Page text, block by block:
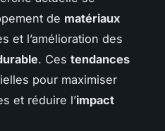
de matériaux
et l’amélioration des
. Ces tendances
pour maximiser
et réduire l’impact